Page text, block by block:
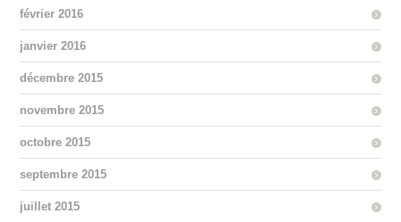
février 2016
janvier 2016
décembre 2015
novembre 2015
octobre 2015
septembre 2015
juillet 2015